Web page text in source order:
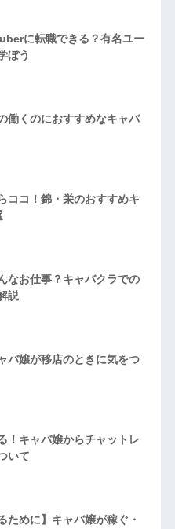
に転職できる？有名ユー
ぼう
働くのにおすすめなキャバ
ココ！錦・栄のおすすめキ
なお仕事？キャバクラでの
説
バ嬢が移店のときに気をつ
！キャバ嬢からチャットレ
いて
ために】キャバ嬢が稼ぐ・